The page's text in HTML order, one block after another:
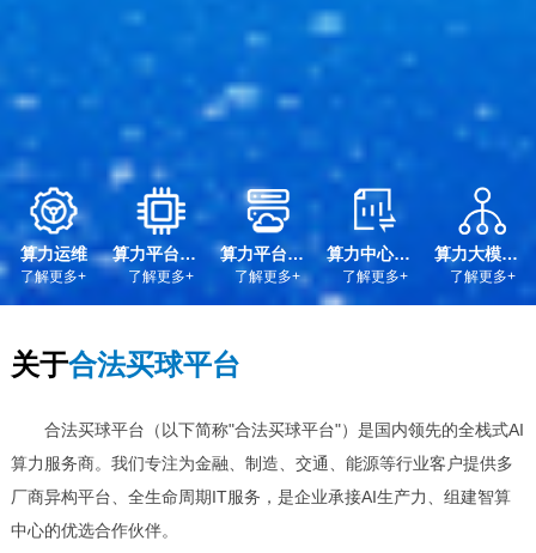
算力运维
了解更多+
算力平台硬件维保
了解更多+
算力平台软件维保
了解更多+
算力中心迁移
了解更多+
算力大模型部署实施
了解更多+
关于合法买球平台
合法买球平台（以下简称"合法买球平台"）是国内领先的全栈式AI
算力服务商。 我们专注为金融、制造、交通、能源等行业客户提供多
厂商异构平台、全生命周期IT服务，是企业承接AI生产力、组建智算
中心的优选合作伙伴。